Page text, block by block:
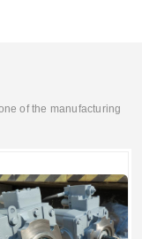
of the manufacturing